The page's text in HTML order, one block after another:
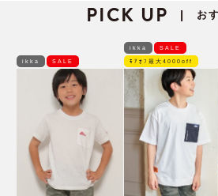
PICK UP | お
ikka SALE
ikka SALE
ﾓｱｵﾌ最大4000off